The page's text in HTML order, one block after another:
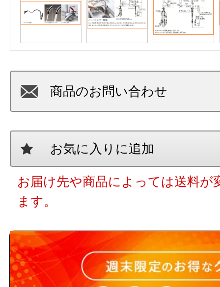
商品のお問い合わせ
お気に入りに追加
お届け先や商品によっては送料が
ます。
13時までのご注文で当日出荷(在
時までのご注文された場合に限り
翌営業日出荷となります。